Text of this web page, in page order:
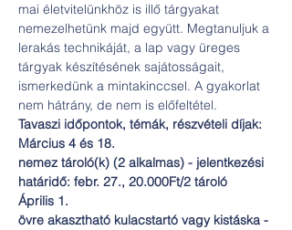
mai életvitelünkhöz is illő tárgyakat
nemezelhetünk majd együtt. Megtanuljuk a
lerakás technikáját, a lap vagy üreges
tárgyak készítésének sajátosságait,
ismerkedünk a mintakinccsel. A gyakorlat
nem hátrány, de nem is előfeltétel.
Tavaszi időpontok, témák, részvételi díjak:
Március 4 és 18.
nemez tároló(k) (2 alkalmas) - jelentkezési
határidő: febr. 27., 20.000Ft/2 tároló
Április 1.
övre akasztható kulacstartó vagy kistáska -